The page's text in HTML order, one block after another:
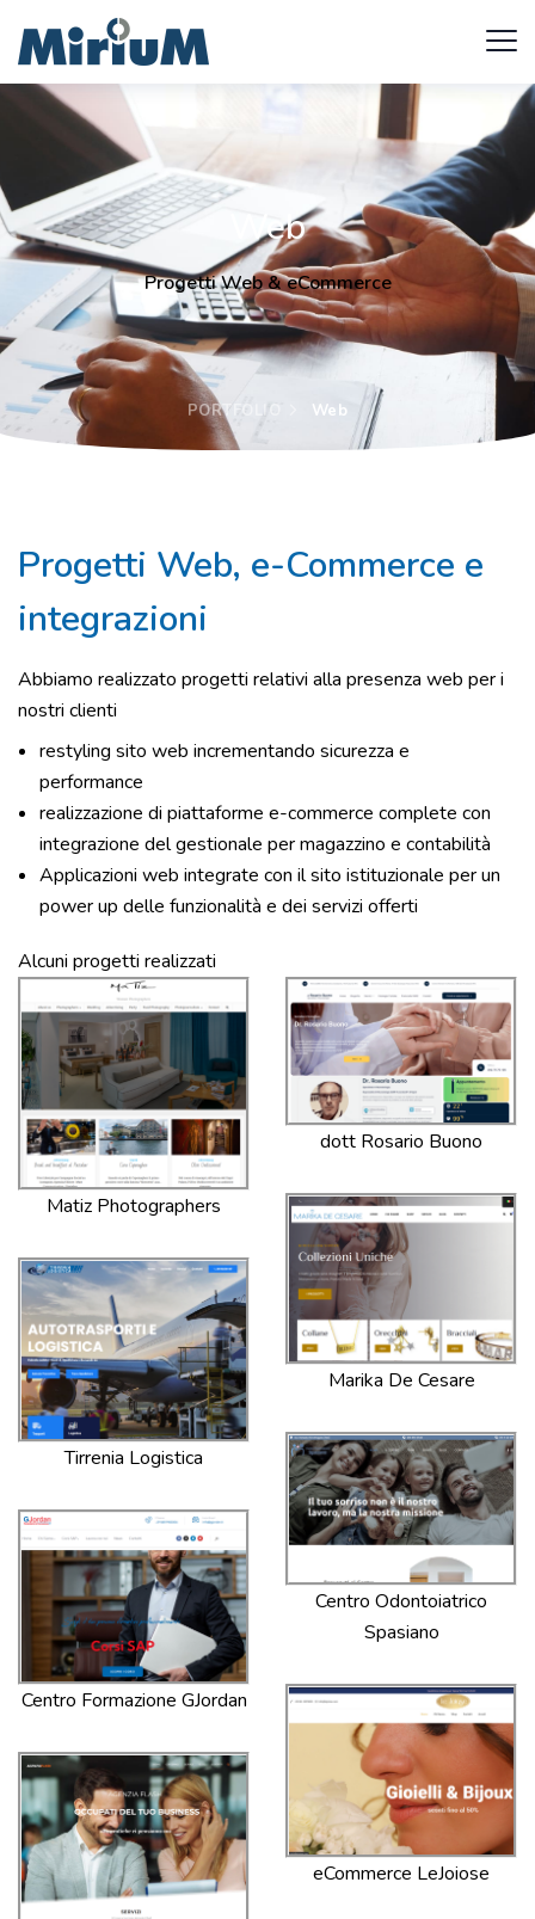
Web
Progetti Web & eCommerce
PORTFOLIO Web
Progetti Web, e-Commerce e
integrazioni
Abbiamo realizzato progetti relativi alla presenza web per i
nostri clienti
restyling sito web incrementando sicurezza e
performance
realizzazione di piattaforme e-commerce complete con
integrazione del gestionale per magazzino e contabilità
Applicazioni web integrate con il sito istituzionale per un
power up delle funzionalità e dei servizi offerti
Alcuni progetti realizzati
Matiz Photographers
dott Rosario Buono
Marika De Cesare
Tirrenia Logistica
Centro Odontoiatrico
Spasiano
Centro Formazione GJordan
eCommerce LeJoiose